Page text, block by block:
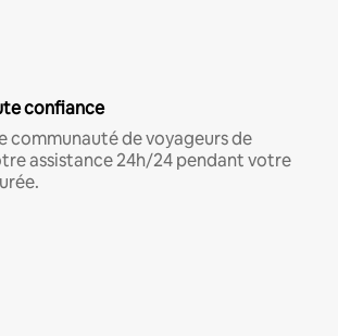
confiance
communauté de voyageurs de
assistance 24h/24 pendant votre